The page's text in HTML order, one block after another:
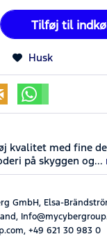
Tilføj til
Husk
kvalitet med fine
på skyggen og...
GmbH, Elsa-
+49 621 30 983 0